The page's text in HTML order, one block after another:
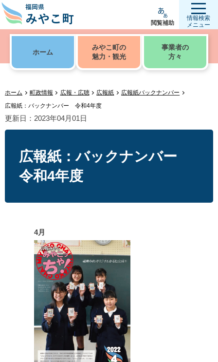
閲覧補助
情報検索
メニュー
ホーム
みやこ町の
魅力・観光
事業者の
方々
ホーム 町政情報 広報・広聴 広報紙
広報紙バックナンバー
広報紙：バックナンバー 令和4年度
更新日：2023年04月01日
広報紙：バックナンバー
令和4年度
4月